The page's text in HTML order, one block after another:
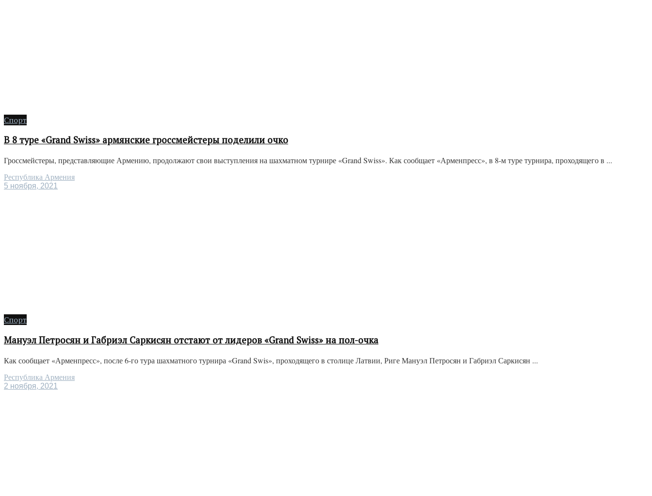
Спорт
В 8 туре «Grand Swiss» армянские гроссмейстеры поделили очко
Гроссмейстеры, представляющие Армению, продолжают свои выступления на шахматном турнире «Grand Swiss». Как сообщает «Арменпресс», в 8-м туре турнира, проходящего в ...
Республика Армения
5 ноября, 2021
Спорт
Мануэл Петросян и Габриэл Саркисян отстают от лидеров «Grand Swiss» на пол-очка
Как сообщает «Арменпресс», после 6-го тура шахматного турнира «Grand Swis», проходящего в столице Латвии, Риге Мануэл Петросян и Габриэл Саркисян ...
Республика Армения
2 ноября, 2021